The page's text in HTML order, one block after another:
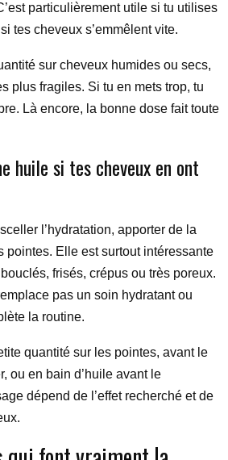
particulièrement utile si tu utilises
tes cheveux s’emmêlent vite.
sur cheveux humides ou secs,
plus fragiles. Si tu en mets trop, tu
Là encore, la bonne dose fait toute
huile si tes cheveux en ont
l’hydratation, apporter de la
pointes. Elle est surtout intéressante
frisés, crépus ou très poreux.
pas un soin hydratant ou
la routine.
quantité sur les pointes, avant le
ou en bain d’huile avant le
dépend de l’effet recherché et de